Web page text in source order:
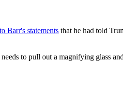
Barr's statements that he had told
to pull out a magnifying glass